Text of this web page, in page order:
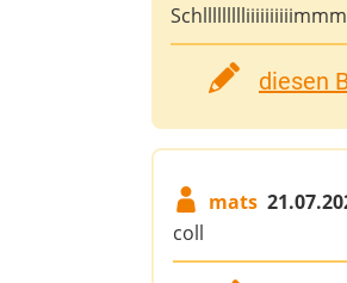
diesen
mats
coll